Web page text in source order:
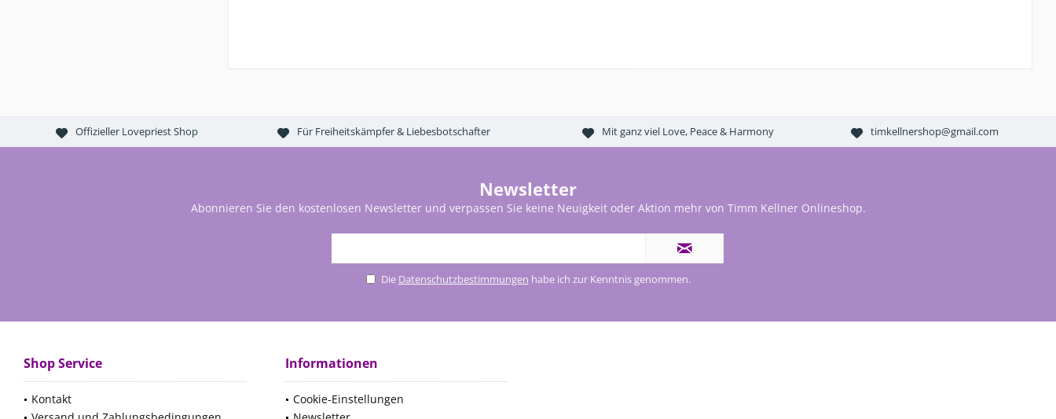
Offizieller Lovepriest Shop Für Freiheitskämpfer & Liebesbotschafter Mit ganz viel Love, Peace & Harmony timkellnershop@gmail.com
Newsletter
Abonnieren Sie den kostenlosen Newsletter und verpassen Sie keine Neuigkeit oder Aktion mehr von Timm Kellner Onlineshop.
Die Datenschutzbestimmungen habe ich zur Kenntnis genommen.
Shop Service
Kontakt
Informationen
Cookie-Einstellungen